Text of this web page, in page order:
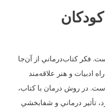
فکر کتاب‌درماني از آن‌جا
ادبيات و هنر علاقه‌مند
در روش درمان با کتاب،
تأثير درماني و شفابخشي